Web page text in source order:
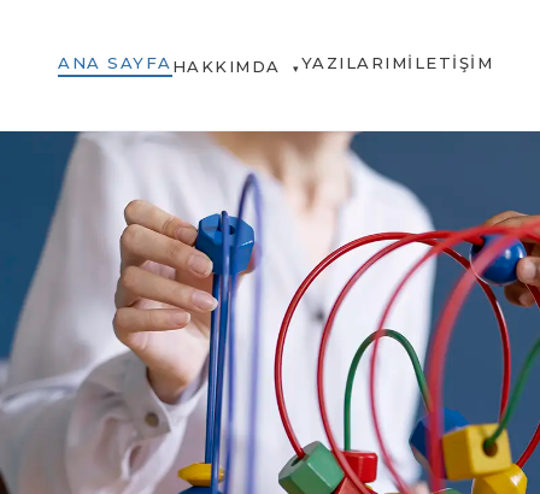
ANA SAYFA HAKKIMDA ▾YAZILARIMİLETIŞIM